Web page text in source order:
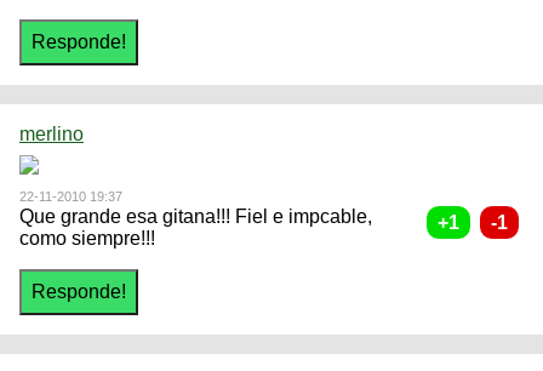
merlino
22-11-2010 19:37
Que grande esa gitana!!! Fiel e impcable,
como siempre!!!